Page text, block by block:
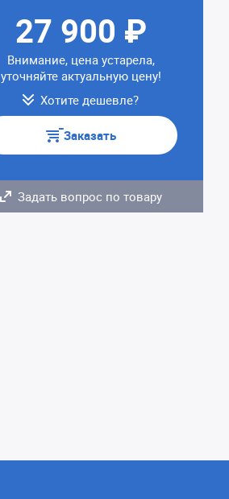
27 900 ₽
Внимание, цена устарела,
уточняйте актуальную цену!
Хотите дешевле?
Заказать
Задать вопрос по товару